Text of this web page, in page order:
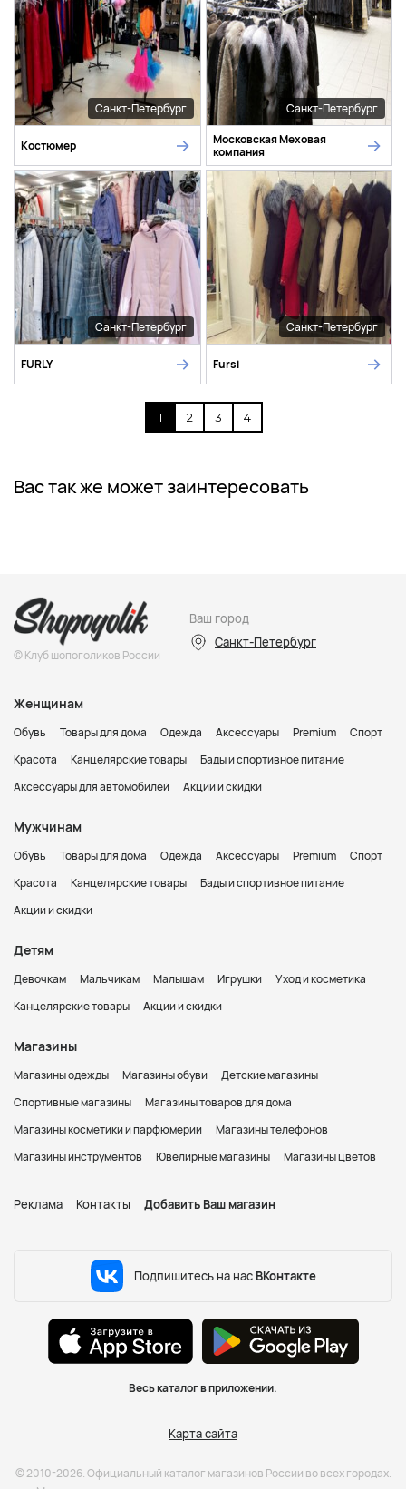
Санкт-Петербург
Костюмер
Санкт-Петербург
Московская Меховая
компания
Санкт-Петербург
FURLY
Санкт-Петербург
Fursi
1 2 3 4
Вас так же может заинтересовать
© Клуб шопоголиков России
Ваш город
Санкт-Петербург
Женщинам
Обувь Товары для дома Одежда Аксессуары Premium
Спорт
Красота
Канцелярские товары
Бады и спортивное питание
Аксессуары для автомобилей
Акции и скидки
Мужчинам
Обувь Товары для дома Одежда Аксессуары Premium
Спорт
Красота
Канцелярские товары
Бады и спортивное питание
Акции и скидки
Детям
Девочкам Мальчикам Малышам Игрушки
Уход и косметика
Канцелярские товары
Акции и скидки
Магазины
Магазины одежды Магазины обуви
Детские магазины
Спортивные магазины
Магазины товаров для дома
Магазины косметики и парфюмерии
Магазины телефонов
Магазины инструментов
Ювелирные магазины Магазины цветов
Реклама Контакты Добавить Ваш магазин
Подпишитесь на нас ВКонтакте
Весь каталог в приложении.
Карта сайта
© 2010-2026. Официальный каталог магазинов России во всех городах.